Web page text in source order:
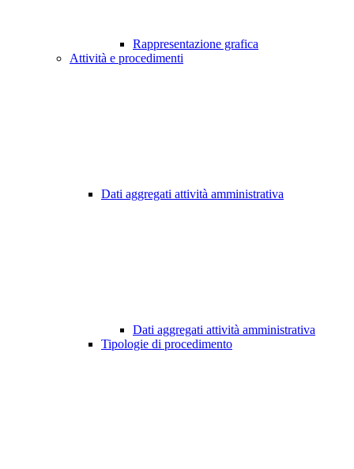
Rappresentazione grafica
Attività e procedimenti
Dati aggregati attività amministrativa
Dati aggregati attività amministrativa
Tipologie di procedimento